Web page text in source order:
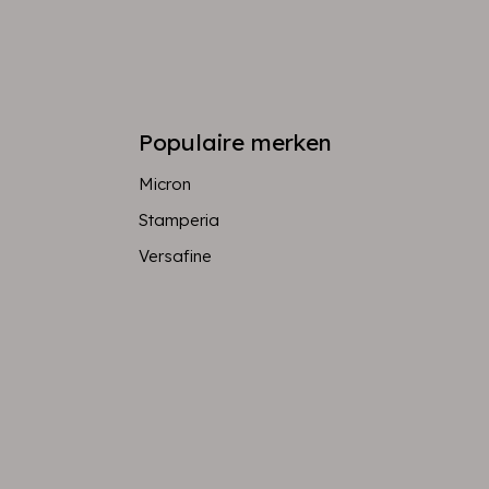
Populaire merken
Micron
Stamperia
Versafine